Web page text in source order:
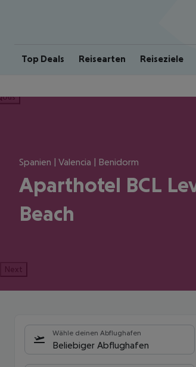
Top Deals Reisearten Reiseziele
Spanien | Valencia | Benidorm
Aparthotel BCL
Beach
Next
Wähle deinen Abflughafen
Beliebiger Abflughafen